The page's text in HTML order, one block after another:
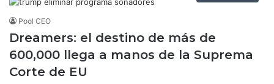
Pool CEO
Dreamers: el destino de más de
600,000 llega a manos de la Suprema
Corte de EU